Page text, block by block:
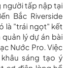
người tấp nập tại
Bắc Riverside
là "trái ngọt" kết
lý dự án bài
Nước Pro. Việc
sáng tạo ý